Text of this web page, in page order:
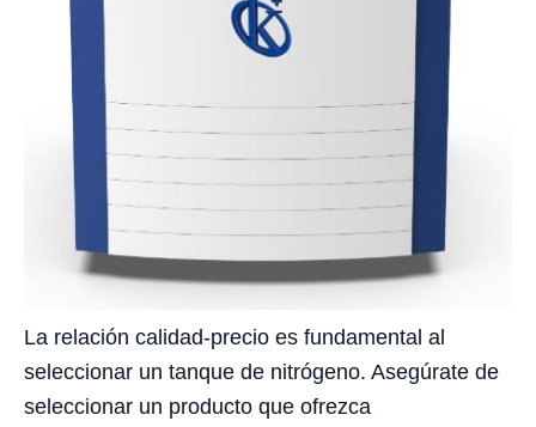
La relación calidad-precio es fundamental al
seleccionar un tanque de nitrógeno. Asegúrate de
seleccionar un producto que ofrezca